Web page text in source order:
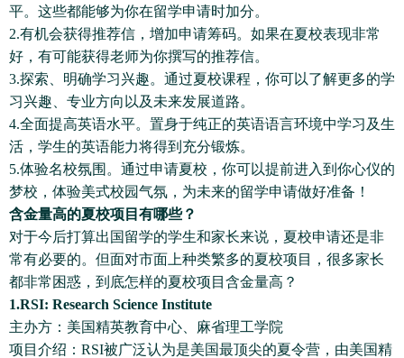
平。这些都能够为你在留学申请时加分。
2.有机会获得推荐信，增加申请筹码。如果在夏校表现非常
好，有可能获得老师为你撰写的推荐信。
3.探索、明确学习兴趣。通过夏校课程，你可以了解更多的学
习兴趣、专业方向以及未来发展道路。
4.全面提高英语水平。置身于纯正的英语语言环境中学习及生
活，学生的英语能力将得到充分锻炼。
5.体验名校氛围。通过申请夏校，你可以提前进入到你心仪的
梦校，体验美式校园气氛，为未来的留学申请做好准备！
含金量高的夏校项目有哪些？
对于今后打算出国留学的学生和家长来说，夏校申请还是非
常有必要的。但面对市面上种类繁多的夏校项目，很多家长
都非常困惑，到底怎样的夏校项目含金量高？
1.RSI: Research Science Institute
主办方：美国精英教育中心、麻省理工学院
项目介绍：RSI被广泛认为是美国最顶尖的夏令营，由美国精